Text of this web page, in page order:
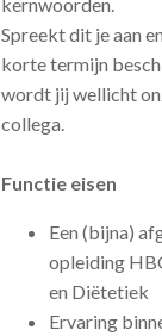
Spreekt dit je aan
korte termijn
wordt jij wellicht
collega.
Functie eisen
Een (bijna)
opleiding
en Diëtetiek
Ervaring